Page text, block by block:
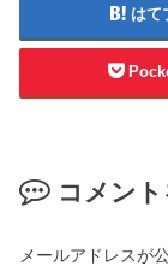
はて
コメン
メールアドレスが